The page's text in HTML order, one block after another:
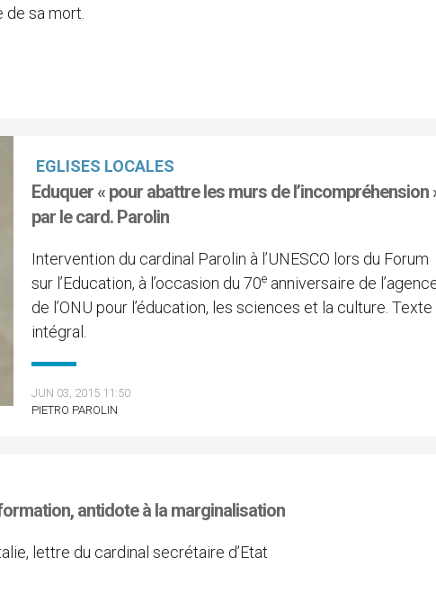
de sa mort.
EGLISES LOCALES
Eduquer « pour abattre les murs de l’incompréhension
par le card. Parolin
Intervention du cardinal Parolin à l’UNESCO lors du Forum
sur l’Education, à l’occasion du 70e anniversaire de
de l’ONU pour l’éducation, les sciences et la culture. Texte
intégral.
JUN 03, 2015 11:50
PIETRO PAROLIN
antidote à la marginalisation
lettre du cardinal secrétaire d’Etat